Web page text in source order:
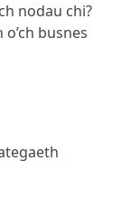
nodau chi?
busnes